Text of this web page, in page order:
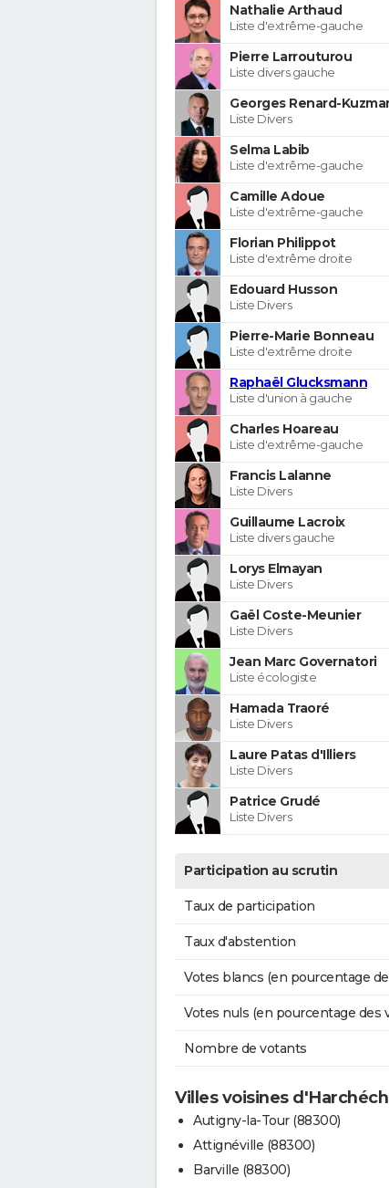
Nathalie Arthaud
Liste d'extrême-gauche
Pierre Larrouturou
Liste divers gauche
Georges Renard-
Liste Divers
Selma Labib
Liste d'extrême-gauche
Camille Adoue
Liste d'extrême-gauche
Florian Philippot
Liste d'extrême droite
Edouard Husson
Liste Divers
Pierre-Marie Bonneau
Liste d'extrême droite
Raphaël Glucksmann
Liste d'union à gauche
Charles Hoareau
Liste d'extrême-gauche
Francis Lalanne
Liste Divers
Guillaume Lacroix
Liste divers gauche
Lorys Elmayan
Liste Divers
Gaël Coste-Meunier
Liste Divers
Jean Marc Governatori
Liste écologiste
Hamada Traoré
Liste Divers
Laure Patas d'Illiers
Liste Divers
Patrice Grudé
Liste Divers
Participation au scrutin
Taux de participation
Taux d'abstention
Votes blancs (en pourcentage
Votes nuls (en pourcentage des
Nombre de votants
Villes voisines
Autigny-la-Tour (88300)
Attignéville (88300)
Barville (88300)